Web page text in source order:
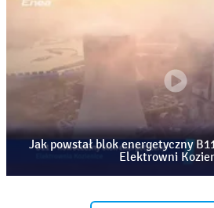
Jak powstał blok energetyczny
Elektrowni